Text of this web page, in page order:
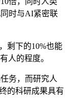
时与AI紧密联
剩下的10%也能
人的程度。
务，而研究人
的科研成果具有